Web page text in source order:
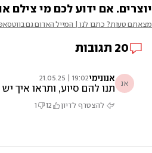
יוצרים. אם ידוע לכם מי צילם
מצאתם טעות? כתבו לנו | המייל האדום גם
20 תגובות
אנ אנונימי19:02 | 21.05.25
תנו להם סיוע, ותראו איך
להצטרף לדיון 12
1